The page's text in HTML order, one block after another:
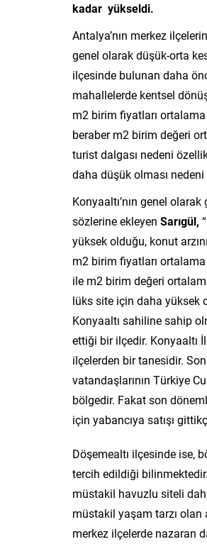
kadar yükseldi.
Antalya’nın merkez
genel olarak düşük-orta
ilçesinde bulunan daha
mahallelerde kentsel
m2 birim fiyatları ortalama
beraber m2 birim değeri
turist dalgası nedeni
daha düşük olması
Konyaaltı’nın genel
sözlerine ekleyen Sarıgül,
yüksek olduğu, konut
m2 birim fiyatları ortalama
ile m2 birim değeri
lüks site için daha yüksek
Konyaaltı sahiline sahip
ettiği bir ilçedir. Konyaaltı
ilçelerden bir tanesidir.
vatandaşlarının Türkiye
bölgedir. Fakat son
için yabancıya satışı
Döşemealtı ilçesinde ise,
tercih edildiği
müstakil havuzlu siteli
müstakil yaşam tarzı olan
merkez ilçelerde nazaran